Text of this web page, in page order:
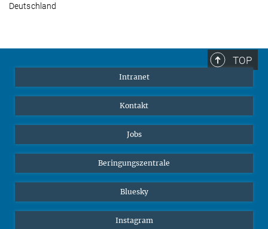
Deutschland
TOP
Intranet
Kontakt
Jobs
Beringungszentrale
Bluesky
Instagram